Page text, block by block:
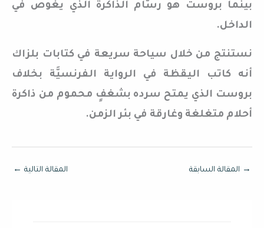
بينما بروست هو رسَّام الذاكرة الذي يغوص في
الداخل.
نستنتج من خلال سياحة سريعة في كتابات بلزاك
أنه كاتب اليقظة في الرواية الفرنسيَّة بخلاف
بروست الذي يمتح سرده بشغفٍ محموم من ذاكرة
أحلام متغلغة وغارقة في بئر الزمن.
→ المقالة السابقة المقالة التالية ←